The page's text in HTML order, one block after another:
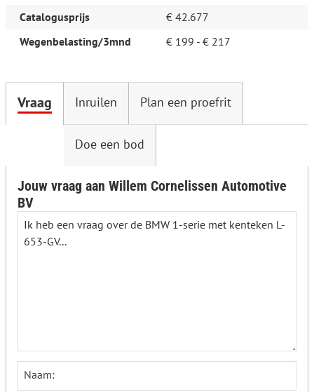
Catalogusprijs
€ 42.677
Wegenbelasting/3mnd
€ 199 - € 217
Vraag Inruilen Plan een proefrit
Doe een bod
Jouw vraag aan Willem Cornelissen Automotive
BV
Naam: